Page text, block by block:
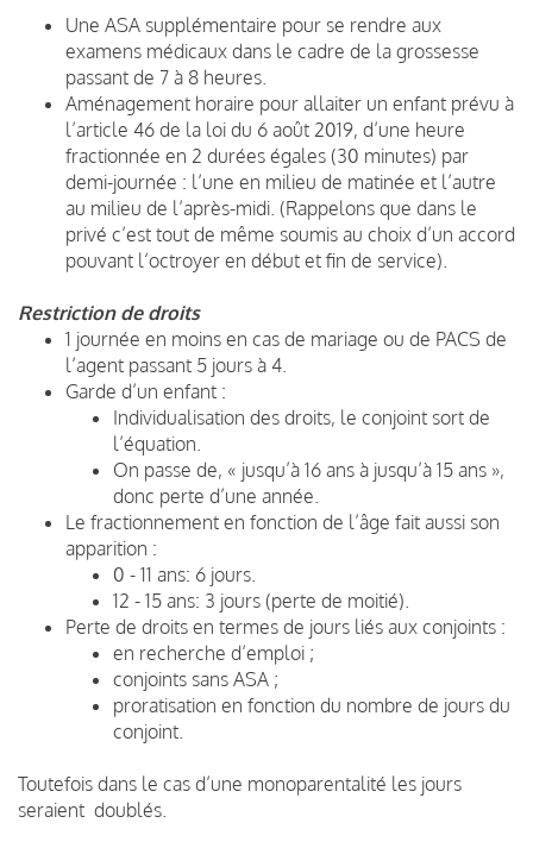
Une ASA supplémentaire pour se rendre aux
examens médicaux dans le cadre de la grossesse
passant de 7 à 8 heures.
Aménagement horaire pour allaiter un enfant prévu à
l’article 46 de la loi du 6 août 2019, d’une heure
fractionnée en 2 durées égales (30 minutes) par
demi-journée : l’une en milieu de matinée et l’autre
au milieu de l’après-midi. (Rappelons que dans le
privé c’est tout de même soumis au choix d’un accord
pouvant l‘octroyer en début et fin de service).
Restriction de droits
1 journée en moins en cas de mariage ou de PACS de
l’agent passant 5 jours à 4.
Garde d’un enfant :
Individualisation des droits, le conjoint sort de
l’équation.
On passe de, « jusqu’à 16 ans à jusqu’à 15 ans »,
donc perte d’une année.
Le fractionnement en fonction de l’âge fait aussi son
apparition :
0 - 11 ans: 6 jours.
12 - 15 ans: 3 jours (perte de moitié).
Perte de droits en termes de jours liés aux conjoints :
en recherche d’emploi ;
conjoints sans ASA ;
proratisation en fonction du nombre de jours du
conjoint.
Toutefois dans le cas d’une monoparentalité les jours
seraient doublés.